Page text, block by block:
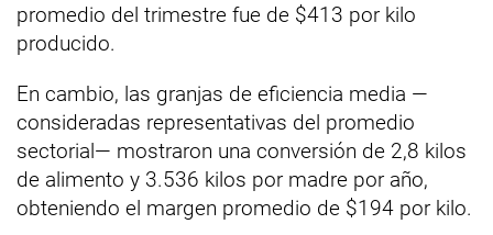
promedio del trimestre fue de $413 por kilo
producido.
En cambio, las granjas de eficiencia media —
consideradas representativas del promedio
sectorial— mostraron una conversión de 2,8 kilos
de alimento y 3.536 kilos por madre por año,
obteniendo el margen promedio de $194 por kilo.